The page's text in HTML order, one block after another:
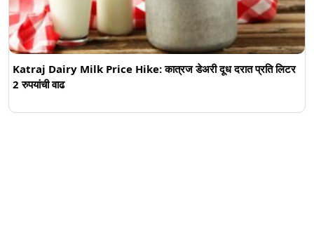
Katraj Dairy Milk Price Hike: कात्रज डेअरी दूध दरात प्रति लिटर
2 रुपयांची वाढ